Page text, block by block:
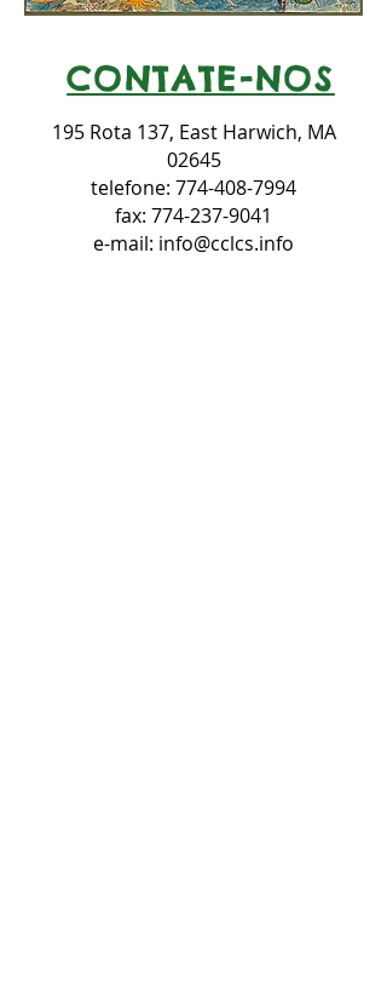
CONTATE-NOS
195 Rota 137, East Harwich, MA
02645
telefone: 774-408-7994
fax: 774-237-9041
e-mail: info@cclcs.info